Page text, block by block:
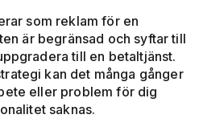
som reklam för en
är begränsad och syftar till
till en betaltjänst.
kan det många gånger
eller problem för dig
saknas.